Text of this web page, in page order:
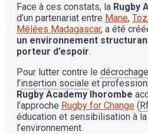
Face à ces constats, la Rugby
d’un partenariat entre Mane,
Mêlées Madagascar, a été
un environnement
porteur d’espoir.
Pour lutter contre le
l’insertion sociale et
Rugby Academy Ihorombe
l’approche Rugby for Change (
éducation et sensibilisation à
l’environnement.